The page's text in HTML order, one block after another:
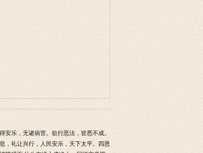
乐，无诸病苦。欲行恶法，皆悉不成。
，礼让兴行，人民安乐，天下太平。四恩